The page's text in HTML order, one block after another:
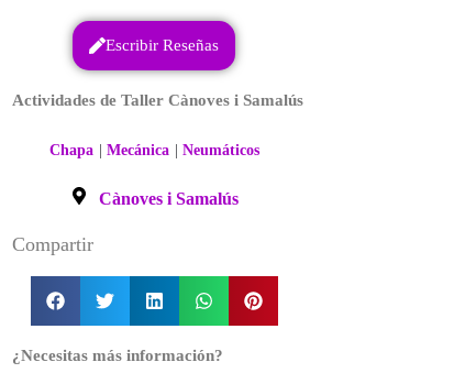
Escribir Reseñas
Actividades de Taller Cànoves i Samalús
Chapa | Mecánica | Neumáticos
Cànoves i Samalús
Compartir
¿Necesitas más información?